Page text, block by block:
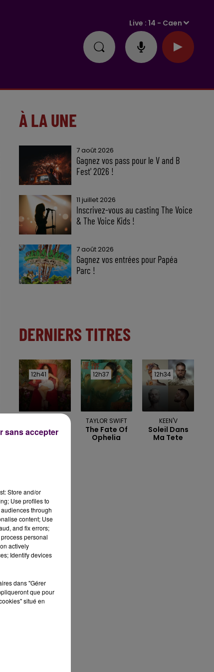
Live :14 - Caen
À LA UNE
7 août 2026
Gagnez vos pass pour le V and B
Fest' 2026 !
11 juillet 2026
Inscrivez-vous au casting The Voice
& The Voice Kids !
7 août 2026
Gagnez vos entrées pour Papéa
Parc !
DERNIERS TITRES
12h41
12h41
One Track
Mind
12h37
12h37
TAYLOR SWIFT
The Fate Of
Ophelia
12h34
12h34
KEEN'V
Soleil Dans
Ma Tete
Store and/or
Use profiles to
through
content; Use
and fix errors;
personal
actively
Identify devices
dans "Gérer
que pour
situé en
sans accepter